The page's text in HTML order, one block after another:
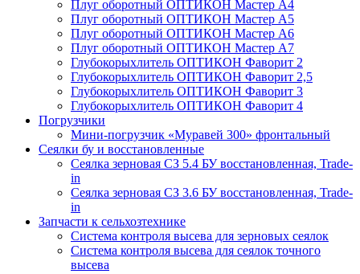
Плуг оборотный ОПТИКОН Мастер А4
Плуг оборотный ОПТИКОН Мастер А5
Плуг оборотный ОПТИКОН Мастер А6
Плуг оборотный ОПТИКОН Мастер А7
Глубокорыхлитель ОПТИКОН Фаворит 2
Глубокорыхлитель ОПТИКОН Фаворит 2,5
Глубокорыхлитель ОПТИКОН Фаворит 3
Глубокорыхлитель ОПТИКОН Фаворит 4
Погрузчики
Мини-погрузчик «Муравей 300» фронтальный
Сеялки бу и восстановленные
Сеялка зерновая СЗ 5.4 БУ восстановленная, Trade-
in
Сеялка зерновая СЗ 3.6 БУ восстановленная, Trade-
in
Запчасти к сельхозтехнике
Система контроля высева для зерновых сеялок
Система контроля высева для сеялок точного
высева